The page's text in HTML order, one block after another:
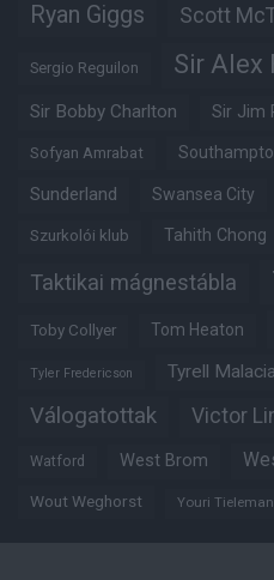
Ryan Giggs Scott
Sergio Reguilon Sir Alex
Sir Bobby Charlton Sir Jim
Sofyan Amrabat
Sunderland Swansea City
Szurkolói klub Tahith Chong
Taktikai mágnestábla
Toby Collyer Tom Heaton
Tyler Fredericson Tyrell Malacia
Válogatottak Victor
Watford West Brom
Wout Weghorst Youri